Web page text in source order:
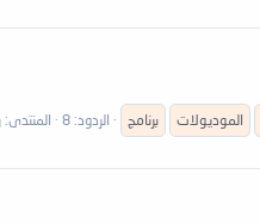
الموديولات برنامج الردود: 8 المنتدى: